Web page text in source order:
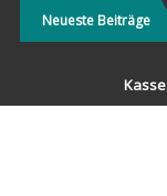
Direkt
zum
Neueste Beiträge
bereisen und Neues
Kasse